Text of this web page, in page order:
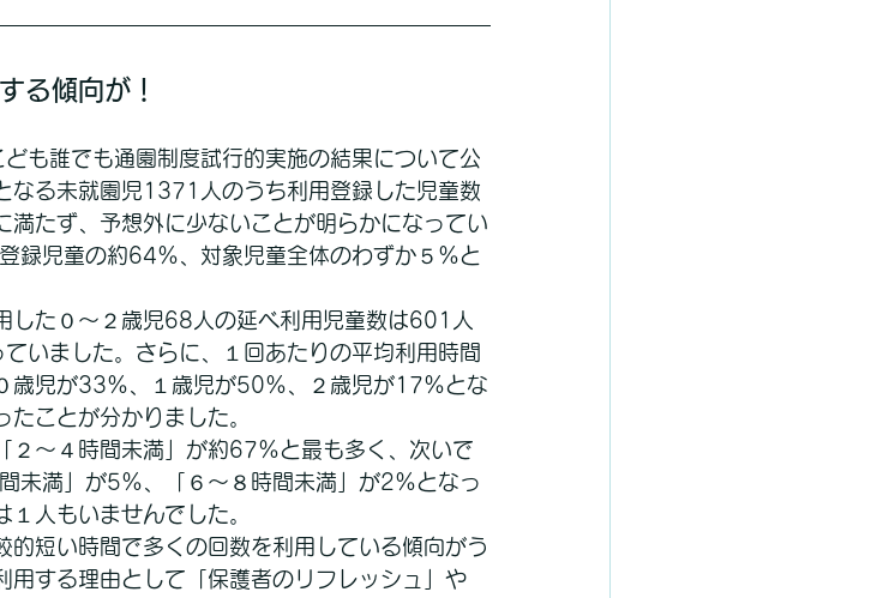
る傾向が！
も誰でも通園制度試行的実施の結果について公
なる未就園児1371人のうち利用登録した児童数
たず、予想外に少ないことが明らかになってい
録児童の約64％、対象児童全体のわずか５％と
た０～２歳児68人の延べ利用児童数は601人
いました。さらに、１回あたりの平均利用時間
歳児が33％、１歳児が50％、２歳児が17％とな
ことが分かりました。
～４時間未満」が約67％と最も多く、次いで
未満」が5％、「６～８時間未満」が2％となっ
人もいませんでした。
短い時間で多くの回数を利用している傾向がう
用する理由として「保護者のリフレッシュ」や